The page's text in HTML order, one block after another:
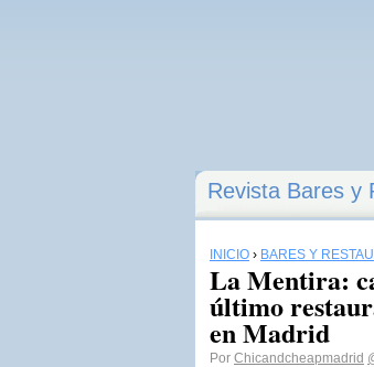
Revista Bares y
INICIO › BARES Y
La Mentira:
último
en Madrid
Por Chicandcheapmadrid